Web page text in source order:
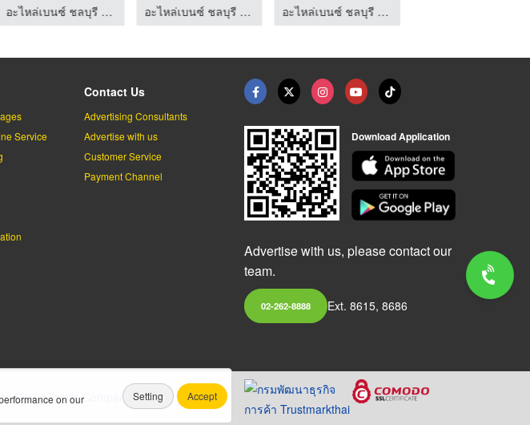
อะไหล่เบนซ์ ชลบุรี - เบนซ์ศิริ
อะไหล่เบนซ์ ชลบุรี - เบนซ์ศิริ
อะไหล่เบนซ์ ชลบุรี - เบนซ์ศิริ
Service
Contact Us
Advertising Consultants
Advertise with us
Customer Service
Payment Channel
Download Application
Advertise with us, please contact our
team.
02-262-8888 Ext. 8615, 8686
Media Public Company Limited.
on our
Setting Accept